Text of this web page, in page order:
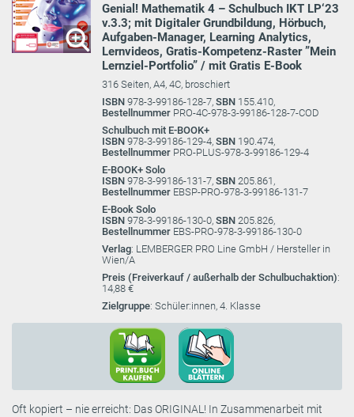
Genial! Mathematik 4 – Schulbuch IKT LP‘23
v.3.3; mit Digitaler Grundbildung, Hörbuch,
Aufgaben-Manager, Learning Analytics,
Lernvideos, Gratis-Kompetenz-Raster ”Mein
Lernziel-Portfolio” / mit Gratis E-Book
316 Seiten, A4, 4C, broschiert
ISBN 978-3-99186-128-7, SBN 155.410,
Bestellnummer PRO-4C-978-3-99186-128-7-COD
Schulbuch mit E-BOOK+
ISBN 978-3-99186-129-4, SBN 190.474,
Bestellnummer PRO-PLUS-978-3-99186-129-4
E-BOOK+ Solo
ISBN 978-3-99186-131-7, SBN 205.861,
Bestellnummer EBSP-PRO-978-3-99186-131-7
E-Book Solo
ISBN 978-3-99186-130-0, SBN 205.826,
Bestellnummer EBS-PRO-978-3-99186-130-0
Verlag: LEMBERGER PRO Line GmbH / Hersteller in
Wien/A
Preis (Freiverkauf / außerhalb der Schulbuchaktion):
14,88 €
Zielgruppe: Schüler:innen, 4. Klasse
Oft kopiert – nie erreicht: Das ORIGINAL! In Zusammenarbeit mit